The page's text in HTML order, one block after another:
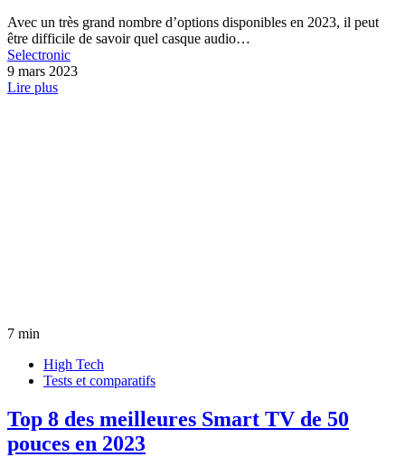
Avec un très grand nombre d’options disponibles en 2023, il peut
être difficile de savoir quel casque audio…
Selectronic
9 mars 2023
Lire plus
7 min
High Tech
Tests et comparatifs
Top 8 des meilleures Smart TV de 50
pouces en 2023